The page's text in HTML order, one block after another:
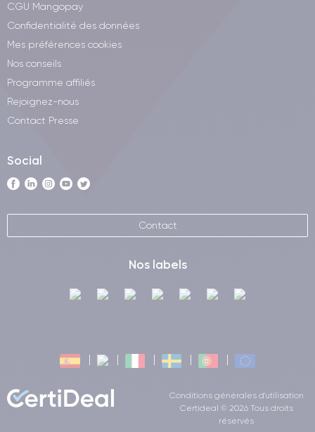
30 points de contrôle, garantissant un fonctionnement parfait.
CGU Mangopay
Confidentialité des données
Mes préférences cookies
Nos conseils
Programme affiliés
Rejoignez-nous
Contact Presse
Social
Contact
Nos labels
Conditions générales d'utilisation
Certideal © 2026 Tous droits
réservés